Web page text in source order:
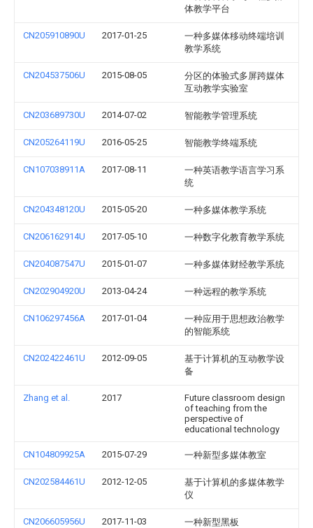
体教学平台
CN205910890U 2017-01-25
一种多媒体移动终端培训
教学系统
CN204537506U 2015-08-05
分区的体验式多屏跨媒体
互动教学实验室
CN203689730U 2014-07-02 智能教学管理系统
CN205264119U 2016-05-25 智能教学终端系统
CN107038911A 2017-08-11
一种英语教学语言学习系
统
CN204348120U 2015-05-20 一种多媒体教学系统
CN206162914U 2017-05-10 一种数字化教育教学系统
CN204087547U 2015-01-07 一种多媒体财经教学系统
CN202904920U 2013-04-24 一种远程的教学系统
CN106297456A 2017-01-04
一种应用于思想政治教学
的智能系统
CN202422461U 2012-09-05
基于计算机的互动教学设
备
Zhang et al. 2017
Future classroom design
of teaching from the
perspective of
educational technology
CN104809925A 2015-07-29 一种新型多媒体教室
CN202584461U 2012-12-05
基于计算机的多媒体教学
仪
CN206605956U 2017-11-03 一种新型黑板